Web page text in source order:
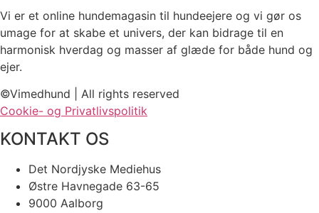
Vi er et online hundemagasin til hundeejere og vi gør os
umage for at skabe et univers, der kan bidrage til en
harmonisk hverdag og masser af glæde for både hund og
ejer.
©Vimedhund | All rights reserved
Cookie- og Privatlivspolitik
KONTAKT OS
Det Nordjyske Mediehus
Østre Havnegade 63-65
9000 Aalborg